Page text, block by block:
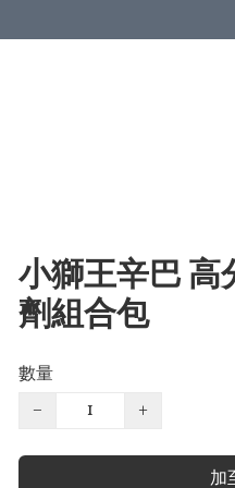
小獅王辛巴
劑組合包
數量
−
+
加